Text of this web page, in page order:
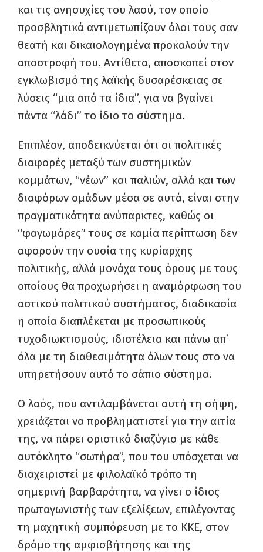
και τις ανησυχίες του λαού, τον οποίο
προσβλητικά αντιμετωπίζουν όλοι τους σαν
θεατή και δικαιολογημένα προκαλούν την
αποστροφή του. Αντίθετα, αποσκοπεί στον
εγκλωβισμό της λαϊκής δυσαρέσκειας σε
λύσεις “μια από τα ίδια”, για να βγαίνει
πάντα “λάδι” το ίδιο το σύστημα.
Επιπλέον, αποδεικνύεται ότι οι πολιτικές
διαφορές μεταξύ των συστημικών
κομμάτων, “νέων” και παλιών, αλλά και των
διαφόρων ομάδων μέσα σε αυτά, είναι στην
πραγματικότητα ανύπαρκτες, καθώς οι
“φαγωμάρες” τους σε καμία περίπτωση δεν
αφορούν την ουσία της κυρίαρχης
πολιτικής, αλλά μονάχα τους όρους με τους
οποίους θα προχωρήσει η αναμόρφωση του
αστικού πολιτικού συστήματος, διαδικασία
η οποία διαπλέκεται με προσωπικούς
τυχοδιωκτισμούς, ιδιοτέλεια και πάνω απ’
όλα με τη διαθεσιμότητα όλων τους στο να
υπηρετήσουν αυτό το σάπιο σύστημα.
Ο λαός, που αντιλαμβάνεται αυτή τη σήψη,
χρειάζεται να προβληματιστεί για την αιτία
της, να πάρει οριστικό διαζύγιο με κάθε
αυτόκλητο “σωτήρα”, που του υπόσχεται να
διαχειριστεί με φιλολαϊκό τρόπο τη
σημερινή βαρβαρότητα, να γίνει ο ίδιος
πρωταγωνιστής των εξελίξεων, επιλέγοντας
τη μαχητική συμπόρευση με το ΚΚΕ, στον
δρόμο της αμφισβήτησης και της